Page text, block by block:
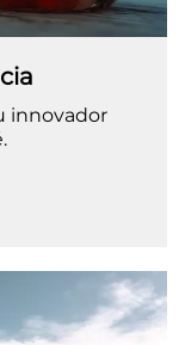
innovador